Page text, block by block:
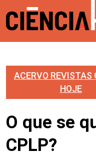
ACERVO REVISTAS
HOJE
O que se
CPLP?